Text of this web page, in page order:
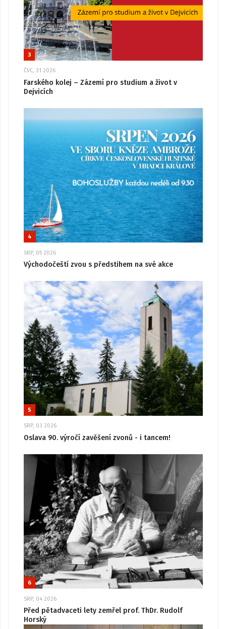
3
ČVC, 31 2026
Farského kolej – Zázemí pro studium a život v
Dejvicích
4
SRP, 05 2026
Východočeští zvou s předstihem na své akce
5
SRP, 03 2026
Oslava 90. výročí zavěšení zvonů - i tancem!
6
SRP, 04 2026
Před pětadvaceti lety zemřel prof. ThDr. Rudolf
Horský